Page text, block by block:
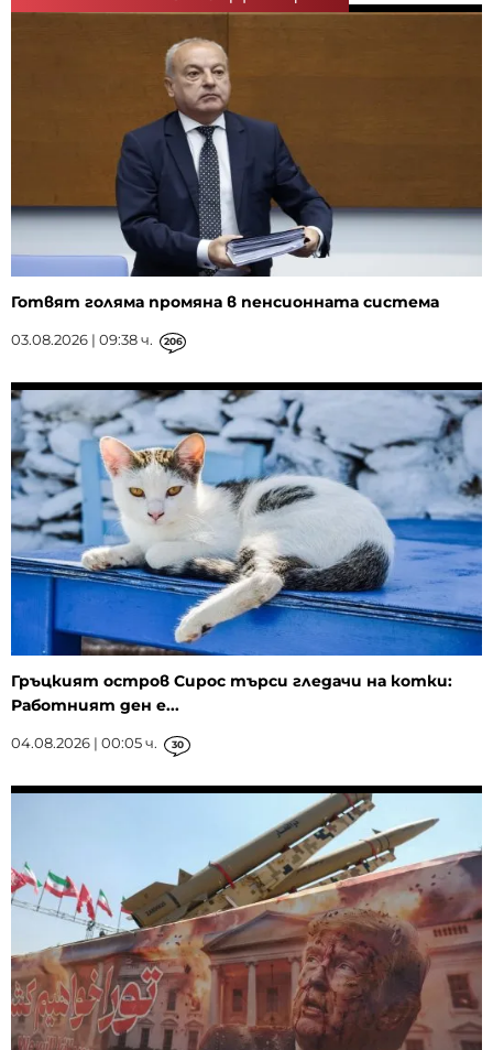
Готвят голяма промяна в пенсионната система
03.08.2026 | 09:38 ч. 206
Гръцкият остров Сирос търси гледачи на котки:
Работният ден е...
04.08.2026 | 00:05 ч. 30